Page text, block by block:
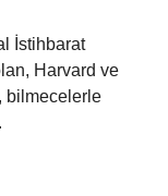
İstihbarat
Harvard ve
bilmecelerle